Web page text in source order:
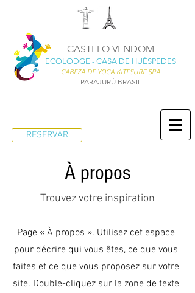
CASTELO VENDOM
ECOLODGE - CASA DE HUÉSPEDES
CABEZA DE YOGA KITESURF SPA
PARAJURÚ BRASIL
RESERVAR
À propos
Trouvez votre inspiration
Page « À propos ». Utilisez cet espace
pour décrire qui vous êtes, ce que vous
faites et ce que vous proposez sur votre
site. Double-cliquez sur la zone de texte